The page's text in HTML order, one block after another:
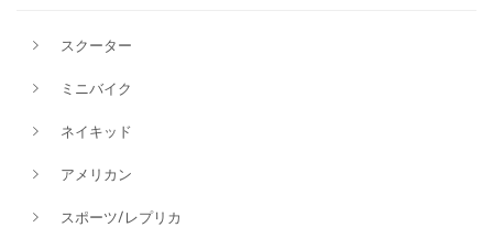
スクーター
ミニバイク
ネイキッド
アメリカン
スポーツ/レプリカ
価格